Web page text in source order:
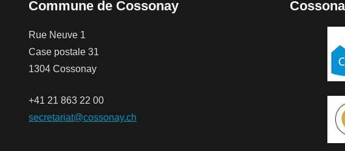
Commune de Cossonay
Rue Neuve 1
Case postale 31
1304 Cossonay
+41 21 863 22 00
secretariat@cossonay.ch